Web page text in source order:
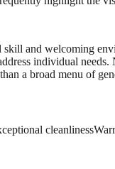
and welcoming
individual
a broad menu of
cleanliness